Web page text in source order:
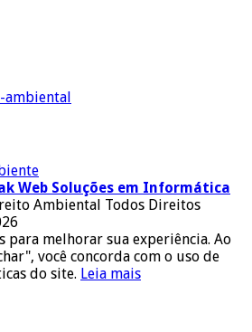
Web Soluções em Informática
Ambiental Todos Direitos
para melhorar sua experiência. Ao
você concorda com o uso de
do site. Leia mais